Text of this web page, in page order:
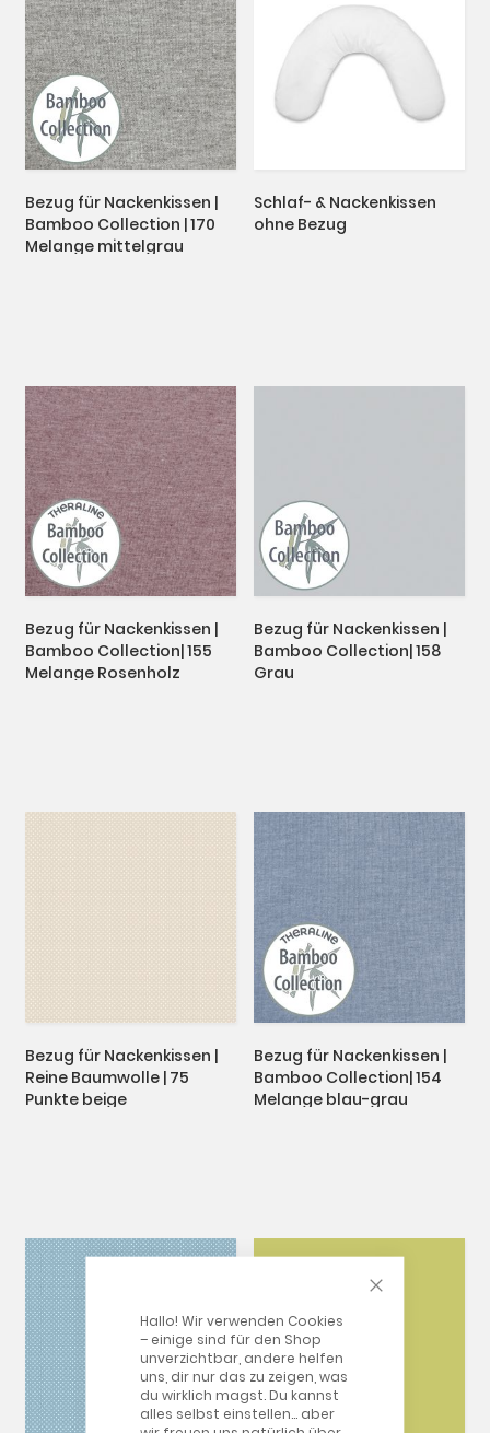
Hallo! Wir verwenden Cookies
– einige sind für den Shop
unverzichtbar, andere helfen
uns, dir nur das zu zeigen, was
du wirklich magst. Du kannst
alles selbst einstellen… aber
Schlaf- & Nackenkissen
ohne Bezug
Bezug für Nackenkissen |
Bamboo Collection | 170
Melange mittelgrau
Bezug für Nackenkissen |
Bamboo Collection| 158
Grau
Bezug für Nackenkissen |
Bamboo Collection| 155
Melange Rosenholz
Bezug für Nackenkissen |
Bamboo Collection| 154
Melange blau-grau
Bezug für Nackenkissen |
Reine Baumwolle | 75
Punkte beige